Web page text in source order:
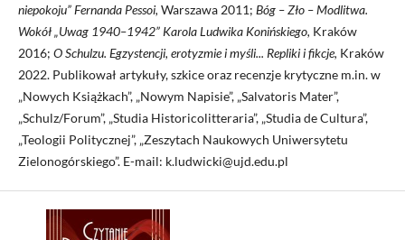
niepokoju” Fernanda Pessoi, Warszawa 2011; Bóg – Zło – Modlitwa.
Wokół „Uwag 1940–1942” Karola Ludwika Konińskiego, Kraków
2016; O Schulzu. Egzystencji, erotyzmie i myśli... Repliki i fikcje, Kraków
2022. Publikował artykuły, szkice oraz recenzje krytyczne m.in. w
„Nowych Książkach”, „Nowym Napisie”, „Salvatoris Mater”,
„Schulz/Forum”, „Studia Historicolitteraria”, „Studia de Cultura”,
„Teologii Politycznej”, „Zeszytach Naukowych Uniwersytetu
Zielonogórskiego”. E-mail: k.ludwicki@ujd.edu.pl